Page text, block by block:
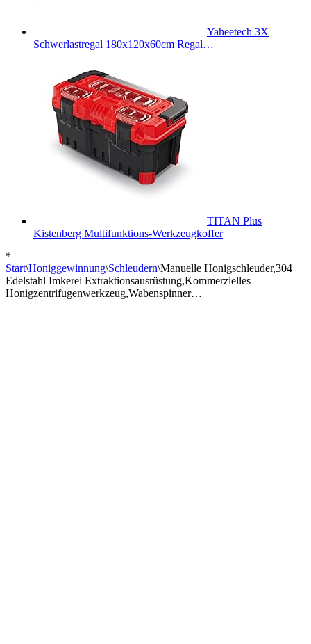
Yaheetech 3X
Schwerlastregal 180x120x60cm Regal…
TITAN Plus
Kistenberg Multifunktions-Werkzeugkoffer
*
Start\Honiggewinnung\Schleudern\Manuelle Honigschleuder,304
Edelstahl Imkerei Extraktionsausrüstung,Kommerzielles
Honigzentrifugenwerkzeug,Wabenspinner…